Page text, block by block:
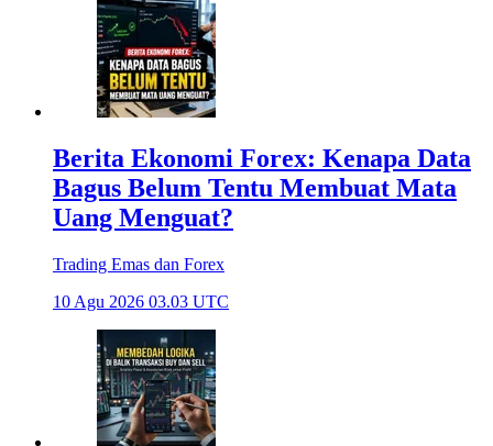
Berita Ekonomi Forex: Kenapa Data
Bagus Belum Tentu Membuat Mata
Uang Menguat?
Trading Emas dan Forex
10 Agu 2026 03.03 UTC